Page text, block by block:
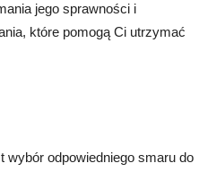
jego sprawności i
które pomogą Ci utrzymać
wybór odpowiedniego smaru do